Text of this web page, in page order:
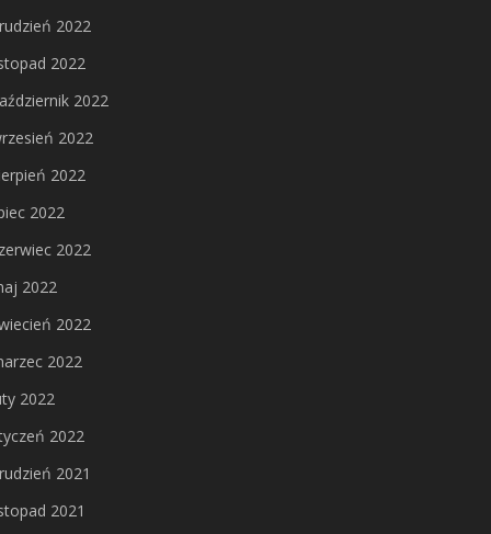
2022
2022
2022
2022
2022
2022
2022
2022
2022
2022
2022
2022
2021
2021